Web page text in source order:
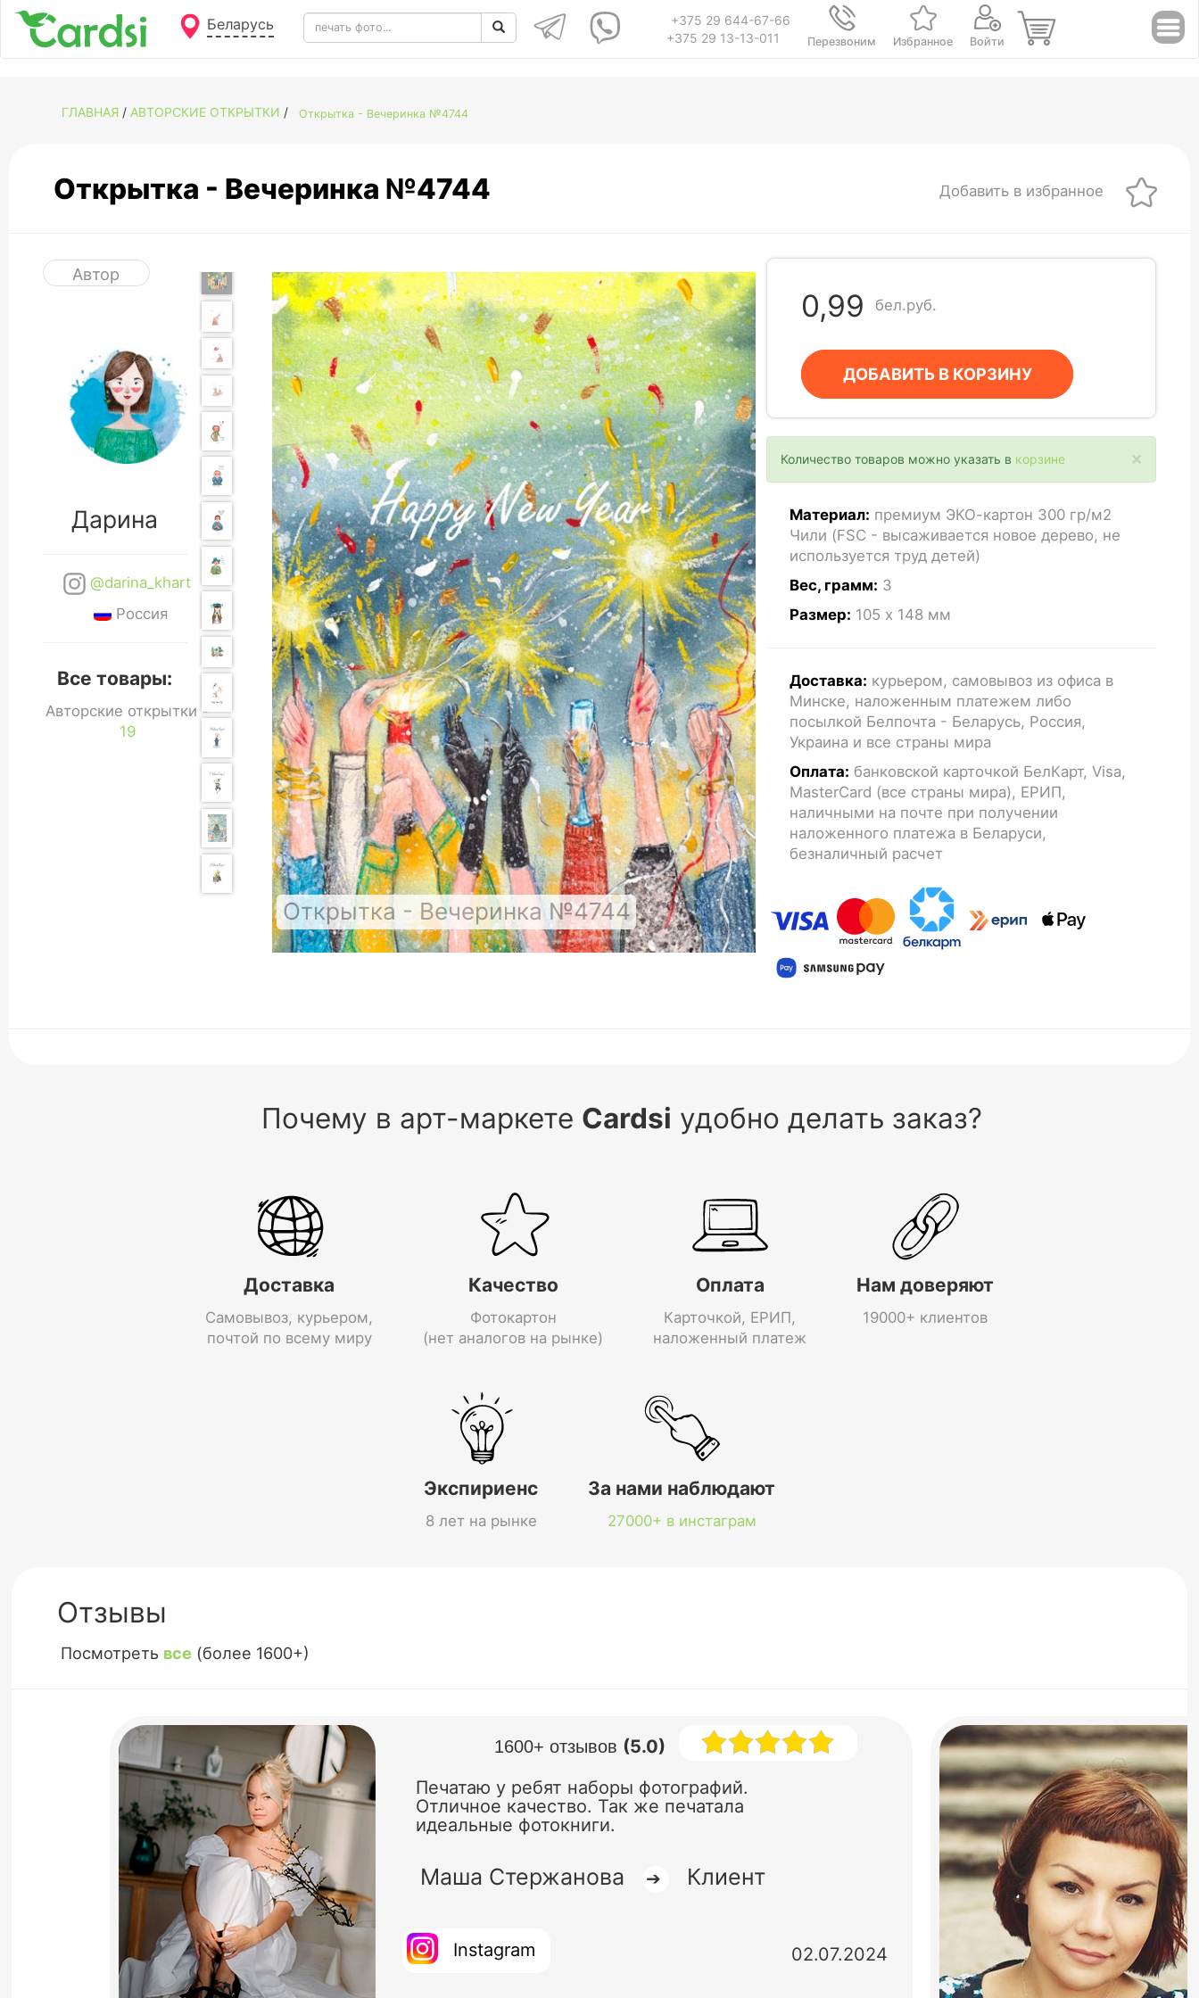
Беларусь
+375 29 644-67-66
+375 29 13-13-011
Перезвоним Избранное Войти
ГЛАВНАЯ / АВТОРСКИЕ ОТКРЫТКИ / Открытка - Вечеринка №4744
Открытка - Вечеринка №4744 Добавить в избранное
Автор
Дарина
@darina_khart
Россия
Все товары:
Авторские открытки -
19
Открытка - Вечеринка №4744
0,99 бел.руб.
ДОБАВИТЬ В КОРЗИНУ
×
Количество товаров можно указать в корзине
Материал: премиум ЭКО-картон 300 гр/м2
Чили (FSC - высаживается новое дерево, не
используется труд детей)
Вес, грамм: 3
Размер: 105 x 148 мм
Доставка: курьером, самовывоз из офиса в
Минске, наложенным платежем либо
посылкой Белпочта - Беларусь, Россия,
Украина и все страны мира
Оплата: банковской карточкой БелКарт, Visa,
MasterCard (все страны мира), ЕРИП,
наличными на почте при получении
наложенного платежа в Беларуси,
безналичный расчет
Почему в арт-маркете Cardsi удобно делать заказ?
Доставка
Самовывоз, курьером,
почтой по всему миру
Качество
Фотокартон
(нет аналогов на рынке)
Оплата
Карточкой, ЕРИП,
наложенный платеж
Нам доверяют
19000+ клиентов
Экспириенс
8 лет на рынке
За нами наблюдают
27000+ в инстаграм
Отзывы
Посмотреть все (более 1600+)
1600+ отзывов (5.0)
Печатаю у ребят наборы фотографий.
Отличное качество. Так же печатала
идеальные фотокниги.
Маша Стержанова ➔ Клиент
Instagram 02.07.2024